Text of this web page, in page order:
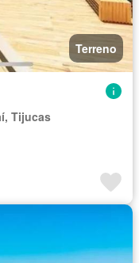
Terreno
Tijucas